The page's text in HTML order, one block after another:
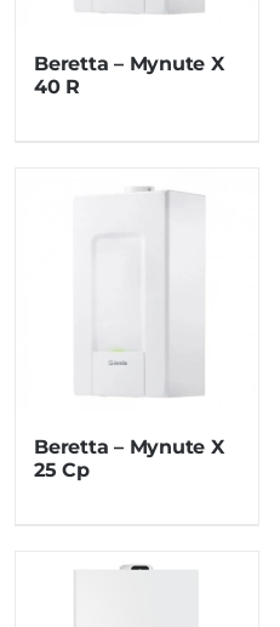
Beretta – Mynute X
40 R
Beretta – Mynute X
25 Cp